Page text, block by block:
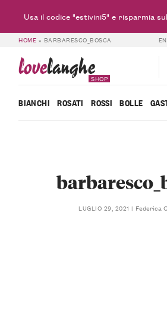
HOME » BARBARESCO_BOSCA
lovelanghe
SHOP
BIANCHI ROSATI ROSSI BOLLE
LUGLIO 29, 2021 Federica
Usa il codice "estivini5" e risparmia